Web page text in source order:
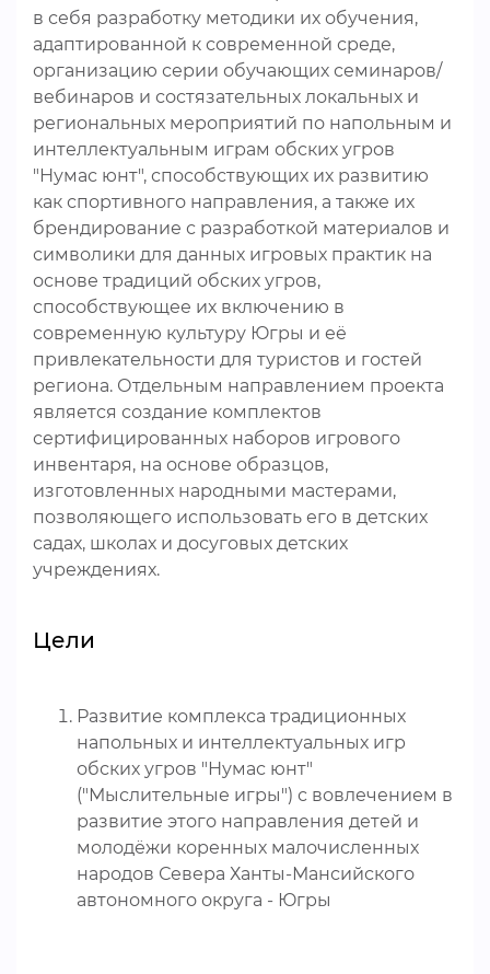
в себя разработку методики их обучения,
адаптированной к современной среде,
организацию серии обучающих семинаров/
вебинаров и состязательных локальных и
региональных мероприятий по напольным и
интеллектуальным играм обских угров
"Нумас юнт", способствующих их развитию
как спортивного направления, а также их
брендирование с разработкой материалов и
символики для данных игровых практик на
основе традиций обских угров,
способствующее их включению в
современную культуру Югры и её
привлекательности для туристов и гостей
региона. Отдельным направлением проекта
является создание комплектов
сертифицированных наборов игрового
инвентаря, на основе образцов,
изготовленных народными мастерами,
позволяющего использовать его в детских
садах, школах и досуговых детских
учреждениях.
Цели
Развитие комплекса традиционных
напольных и интеллектуальных игр
обских угров "Нумас юнт"
("Мыслительные игры") с вовлечением в
развитие этого направления детей и
молодёжи коренных малочисленных
народов Севера Ханты-Мансийского
автономного округа - Югры